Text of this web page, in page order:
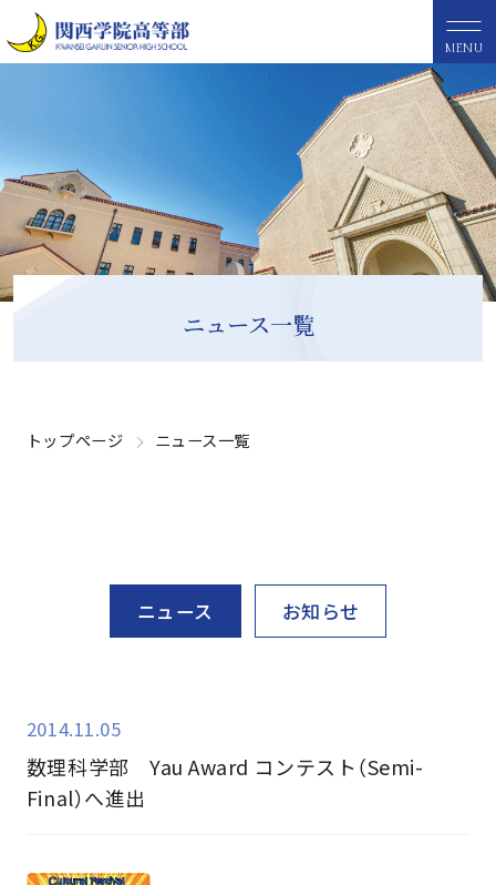
MENU
ニュース一覧
トップページ ニュース一覧
ニュース お知らせ
2014.11.05
数理科学部 Yau Award コンテスト（Semi-
Final）へ進出